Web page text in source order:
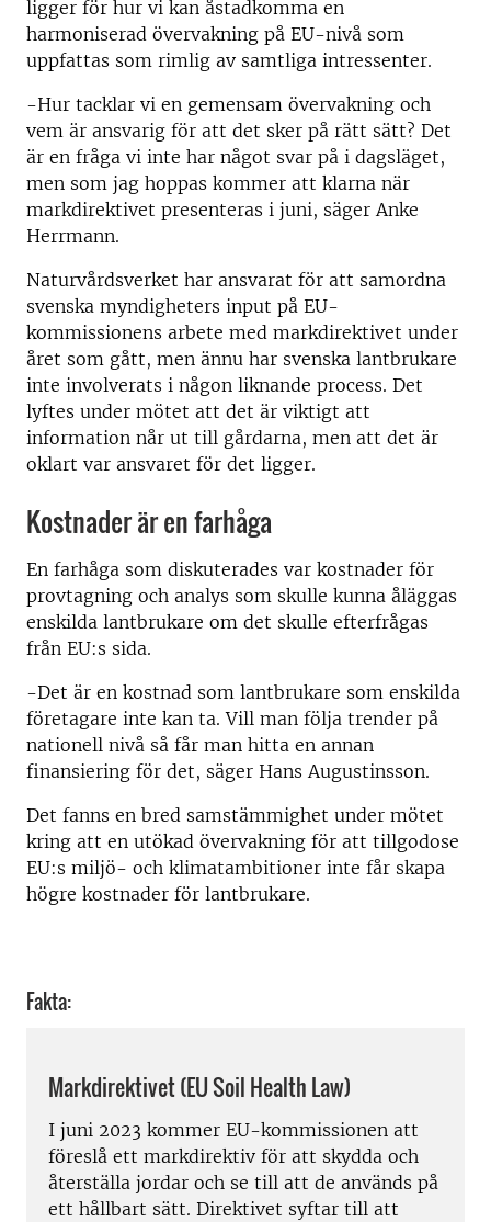
ligger för hur vi kan åstadkomma en
harmoniserad övervakning på EU-nivå som
uppfattas som rimlig av samtliga intressenter.
-Hur tacklar vi en gemensam övervakning och
vem är ansvarig för att det sker på rätt sätt? Det
är en fråga vi inte har något svar på i dagsläget,
men som jag hoppas kommer att klarna när
markdirektivet presenteras i juni, säger Anke
Herrmann.
Naturvårdsverket har ansvarat för att samordna
svenska myndigheters input på EU-
kommissionens arbete med markdirektivet under
året som gått, men ännu har svenska lantbrukare
inte involverats i någon liknande process. Det
lyftes under mötet att det är viktigt att
information når ut till gårdarna, men att det är
oklart var ansvaret för det ligger.
Kostnader är en farhåga
En farhåga som diskuterades var kostnader för
provtagning och analys som skulle kunna åläggas
enskilda lantbrukare om det skulle efterfrågas
från EU:s sida.
-Det är en kostnad som lantbrukare som enskilda
företagare inte kan ta. Vill man följa trender på
nationell nivå så får man hitta en annan
finansiering för det, säger Hans Augustinsson.
Det fanns en bred samstämmighet under mötet
kring att en utökad övervakning för att tillgodose
EU:s miljö- och klimatambitioner inte får skapa
högre kostnader för lantbrukare.
Fakta:
Markdirektivet (EU Soil Health Law)
I juni 2023 kommer EU-kommissionen att
föreslå ett markdirektiv för att skydda och
återställa jordar och se till att de används på
ett hållbart sätt. Direktivet syftar till att